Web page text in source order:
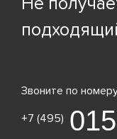
Звоните по
+7 (495)